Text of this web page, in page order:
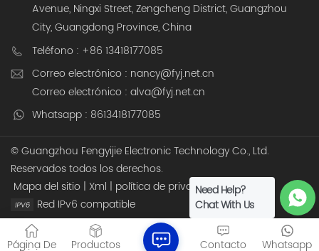
Avenue, Ningxi Street, Zengcheng District, Guangzhou
City, Guangdong Province, China
Teléfono : +86 13418177085
Correo electrónico : nancy@fyj.net.cn
Correo electrónico : alva@fyj.net.cn
Whatsapp : 8613418177085
© Guangzhou Fengyijie Electronic Technology Co., Ltd.
Reservados todos los derechos.
Mapa del sitio | Xml | política de privacidad
Red IPv6 compatible
Página De Productos Whatsapp
Contacto
Need Help?
Chat With Us